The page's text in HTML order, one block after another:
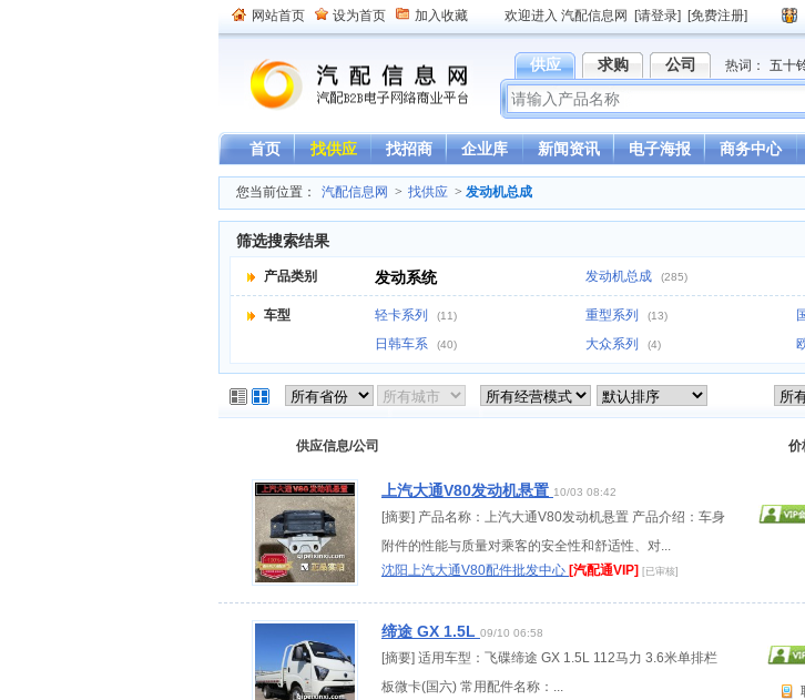
网站首页 设为首页 加入收藏 欢迎进入 汽配信息网 [请登录] [免费注册]
供应 求购 公司 热词： 五十
德龙驾驶室
首页 找供应 找招商 企业库 新闻资讯 电子海报 商务中心
您当前位置： 汽配信息网 > 找供应 > 发动机总成
筛选搜索结果
产品类别 发动系统 发动机总成 (285)
车型 轻卡系列 (11) 重型系列 (13)
日韩车系 (40) 大众系列 (4)
供应信息/公司 价
上汽大通V80发动机悬置 10/03 08:42
[摘要] 产品名称：上汽大通V80发动机悬置 产品介绍：车身
附件的性能与质量对乘客的安全性和舒适性、对...
沈阳上汽大通V80配件批发中心 [汽配通VIP] [已审核]
缔途 GX 1.5L 09/10 06:58
[摘要] 适用车型：飞碟缔途 GX 1.5L 112马力 3.6米单排栏
板微卡(国六) 常用配件名称：...